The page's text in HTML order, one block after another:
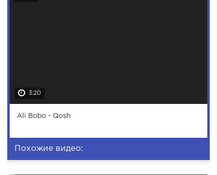
3:20
Ali Bobo - Qosh
Похожие видео: